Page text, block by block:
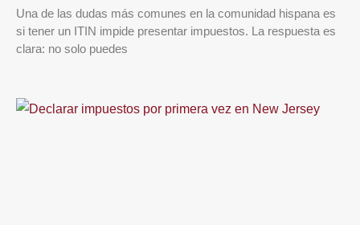
Una de las dudas más comunes en la comunidad hispana es
si tener un ITIN impide presentar impuestos. La respuesta es
clara: no solo puedes